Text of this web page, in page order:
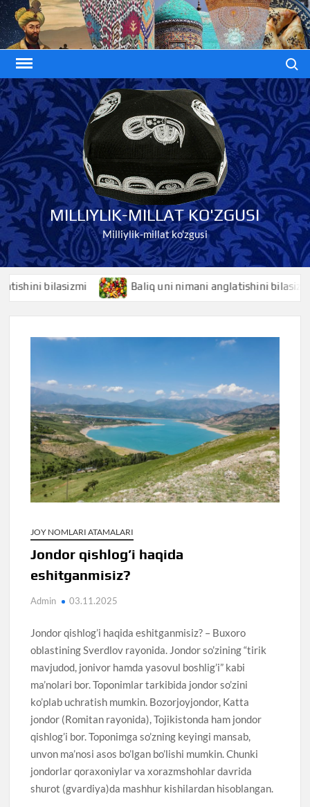
Skip
to
content
MILLIYLIK-MILLAT KO'ZGUSI
Milliylik-millat ko'zgusi
bilasizmi Baliq uni nimani anglatishini bilasizmi
JOY NOMLARI ATAMALARI
Jondor qishlog’i haqida
eshitganmisiz?
Admin 03.11.2025
Jondor qishlog’i haqida eshitganmisiz? – Buxoro
oblastining Sverdlov rayonida. Jondor so’zining “tirik
mavjudod, jonivor hamda yasovul boshlig’i” kabi
ma’nolari bor. Toponimlar tarkibida jondor so’zini
ko’plab uchratish mumkin. Bozorjoyjondor, Katta
jondor (Romitan rayonida), Tojikistonda ham jondor
qishlog’i bor. Toponimga so’zning keyingi mansab,
unvon ma’nosi asos bo’lgan bo’lishi mumkin. Chunki
jondorlar qoraxoniylar va xorazmshohlar davrida
shurot (gvardiya)da mashhur kishilardan hisoblangan.